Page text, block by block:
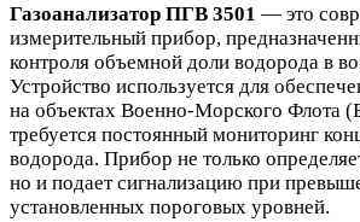
Газоанализатор ПГВ 3501 — это
измерительный прибор,
контроля объемной доли водорода в
Устройство используется для
на объектах Военно-Морского Флота
требуется постоянный мониторинг
водорода. Прибор не только
но и подает сигнализацию при
установленных пороговых уровней.